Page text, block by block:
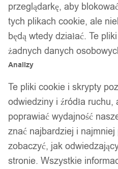
Bezpieczne płatności
14 dni na zwrot
Gwarancja producenta
Wsparcie w zakupie
przeglądarkę, aby
tych plikach cookie, ale
będą wtedy działać. Te
żadnych danych
Analizy
Te pliki cookie i skrypty
odwiedziny i źródła
poprawiać wydajność
znać najbardziej i
zobaczyć, jak
stronie. Wszystkie